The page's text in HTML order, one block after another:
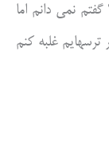
نمی دانم اما
غلبه کنم